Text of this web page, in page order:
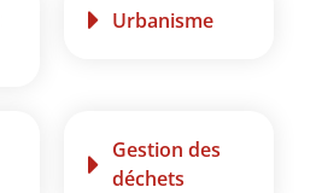
Urbanisme
Gestion des
déchets